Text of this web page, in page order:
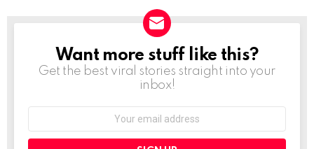
NEWSLETTER
Want more stuff like this?
Get the best viral stories straight into your
inbox!